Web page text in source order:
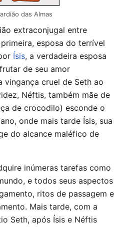
das Almas
extraconjugal entre
esposa do terrível
Ísis, a verdadeira esposa
de seu amor
vingança cruel de Seth ao
Néftis, também mãe de
de crocodilo) esconde o
onde mais tarde Ísis, sua
do alcance maléfico de
inúmeras tarefas como
e todos seus aspectos
ritos de passagem e
Mais tarde, com a
Seth, após Ísis e Néftis